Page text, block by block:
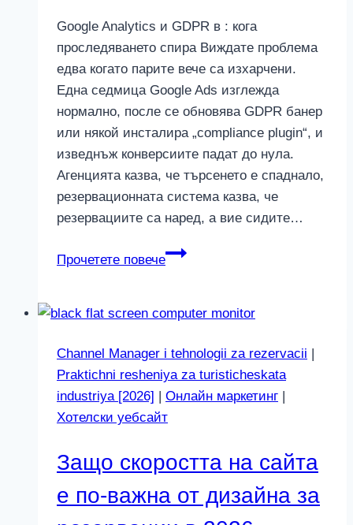
Google Analytics и GDPR в : кога
проследяването спира Виждате проблема
едва когато парите вече са изхарчени.
Една седмица Google Ads изглежда
нормално, после се обновява GDPR банер
или някой инсталира „compliance plugin“, и
изведнъж конверсиите падат до нула.
Агенцията казва, че търсенето е спаднало,
резервационната система казва, че
резервациите са наред, а вие сидите…
Прочетете повече
Google
GDPR
2026:
кога
проследяването
спира
Channel Manager i tehnologii za rezervacii |
Praktichni resheniya za turisticheskata
industriya [2026] | Онлайн маркетинг |
Хотелски уебсайт
Защо скоростта на сайта
е по-важна от дизайна за